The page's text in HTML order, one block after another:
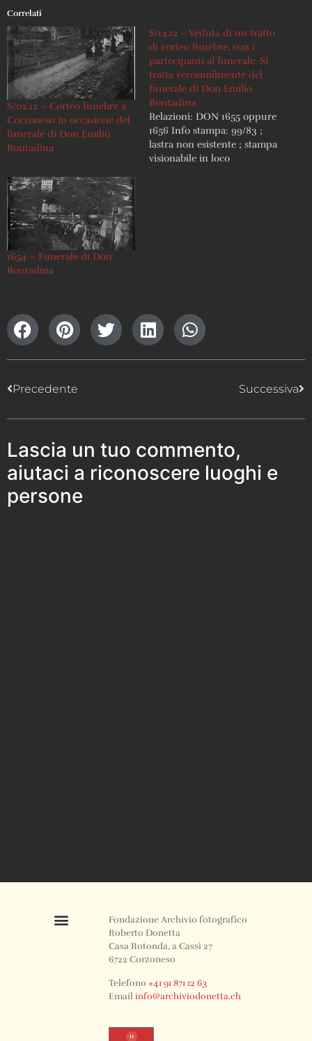
Correlati
S/02.12 – Corteo funebre a
Corzoneso in occasione del
funerale di Don Emilio
Bontadina
S/14.12 – Veduta di un tratto
di corteo funebre, con i
partecipanti al funerale. Si
tratta verosimilmente del
funerale di Don Emilio
Bontadina
Relazioni: DON 1655 oppure
1656 Info stampa: 99/83 ;
lastra non esistente ; stampa
visionabile in loco
1654 – Funerale di Don
Bontadina
Precedente Successiva
Lascia un tuo commento,
aiutaci a riconoscere luoghi e
persone
Fondazione Archivio fotografico
Roberto Donetta
Casa Rotonda, a Cassì 27
6722 Corzoneso
Telefono+41 91 871 12 63
Emailinfo@archiviodonetta.ch
0